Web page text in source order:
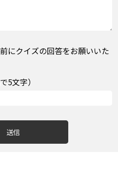
にクイズの回答をお願いいた
5文字）